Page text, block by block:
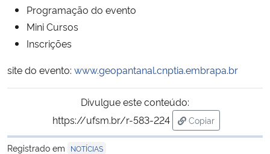
Ministério do Desenvolvimento Regional
Ministério da Mulher, da Família e dos Direitos Humanos
Secretaria de Governo
Programação do evento
Mini Cursos
Inscrições
site do evento: www.geopantanal.cnptia.embrapa.br
Divulgue este conteúdo:
https://ufsm.br/r-583-224
Copiar
para área de
Registrado em
NOTÍCIAS